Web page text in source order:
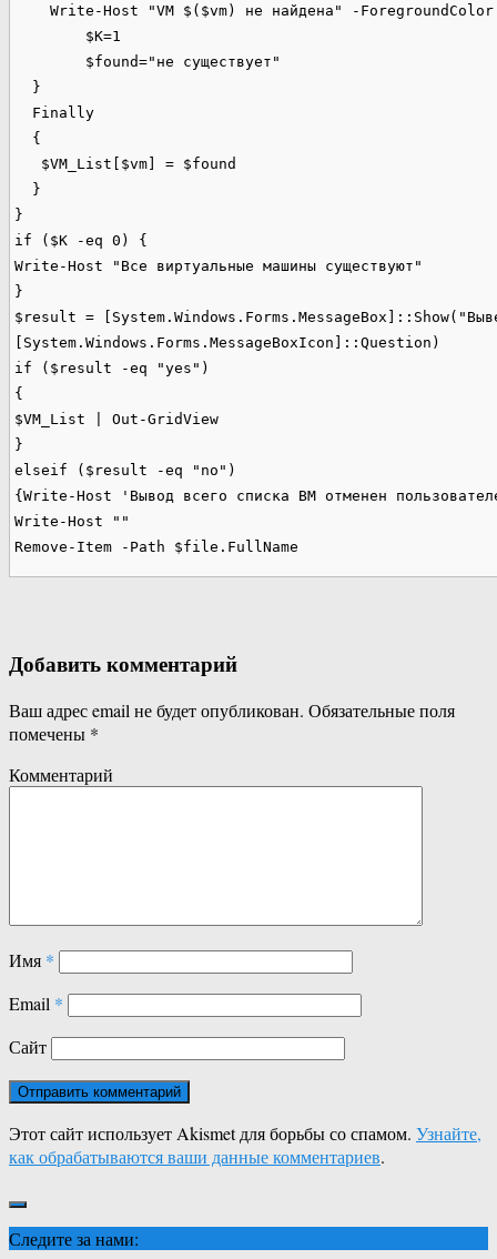
Write-Host "VM $($vm) не найдена" -ForegroundColor
  }
  Finally
  {
   $VM_List[$vm] = $found
  }
}
if ($K -eq 0) {
Write-Host "Все виртуальные машины существуют"
}
$result =
[System.Windows.Forms.MessageBoxIcon]::Question)
if ($result -eq "yes")
{
$VM_List | Out-GridView
}
elseif ($result -eq "no")
{Write-Host 'Вывод всего списка ВМ отменен
Write-Host ""
Remove-Item -Path $file.FullName
Добавить комментарий
Ваш адрес email не будет опубликован. Обязательные поля
помечены *
Комментарий
Имя *
Email *
Сайт
Этот сайт использует Akismet для борьбы со спамом. Узнайте,
как обрабатываются ваши данные комментариев.
Следите за нами: